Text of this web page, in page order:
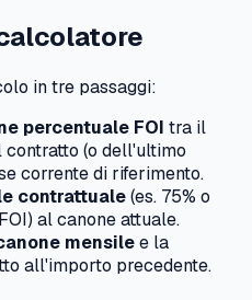
in tre passaggi:
percentuale FOI tra il
contratto (o dell'ultimo
corrente di riferimento.
contrattuale(es. 75% o
al canone attuale.
mensilee la
all'importo precedente.